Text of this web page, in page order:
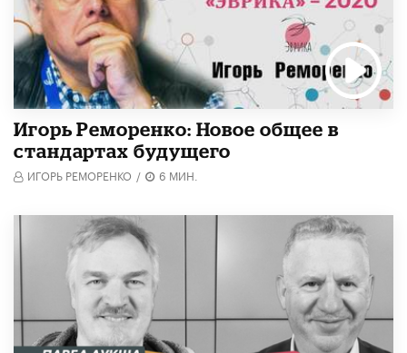
Игорь Реморенко: Новое общее в
стандартах будущего
ИГОРЬ РЕМОРЕНКО / 6 МИН.